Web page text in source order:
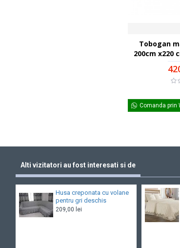
Tobogan
200cm x220
Comanda prin
Alti vizitatori au fost interesati si de
Husa creponata cu volane
pentru gri deschis
209,00 lei